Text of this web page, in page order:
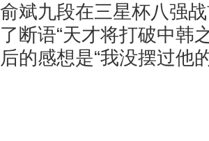
俞斌九段在三星杯八强
了断语“天才将打破中韩
后的感想是“我没摆过他的